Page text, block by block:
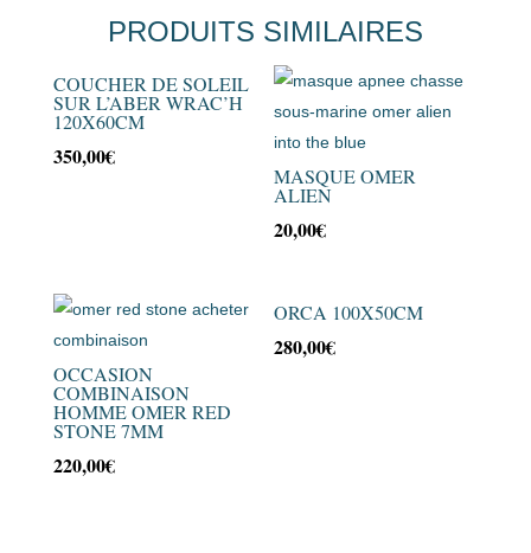
PRODUITS SIMILAIRES
COUCHER DE SOLEIL
SUR L’ABER WRAC’H
120X60CM
350,00€
MASQUE OMER
ALIEN
20,00€
OCCASION
COMBINAISON
HOMME OMER RED
STONE 7MM
220,00€
ORCA 100X50CM
280,00€